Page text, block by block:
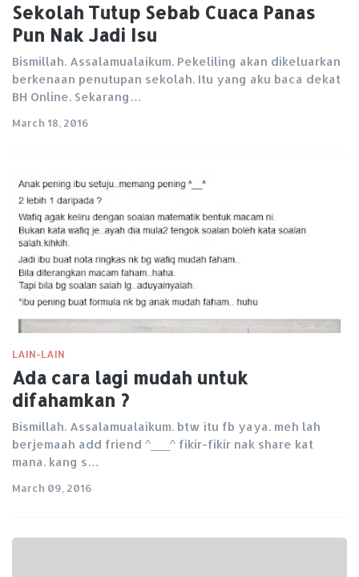
Sekolah Tutup Sebab Cuaca Panas
Pun Nak Jadi Isu
Bismillah. Assalamualaikum. Pekeliling akan dikeluarkan
berkenaan penutupan sekolah. Itu yang aku baca dekat
BH Online. Sekarang…
March 18, 2016
LAIN-LAIN
Ada cara lagi mudah untuk
difahamkan ?
Bismillah. Assalamualaikum. btw itu fb yaya. meh lah
berjemaah add friend ^___^ fikir-fikir nak share kat
mana. kang s…
March 09, 2016